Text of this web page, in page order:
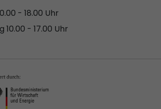
- 18.00 Uhr
- 17.00 Uhr